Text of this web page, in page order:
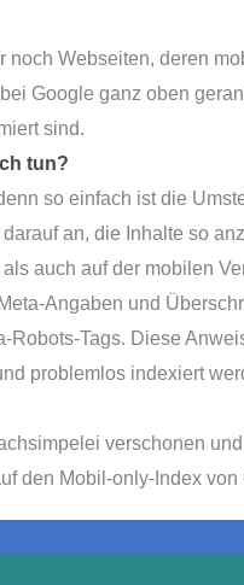
noch Webseiten, deren
Google ganz oben
sind.
tun?
so einfach ist die
an, die Inhalte so
auch auf der mobilen
Angaben und
Robots-Tags. Diese
problemlos indexiert
verschonen
den Mobil-only-Index von